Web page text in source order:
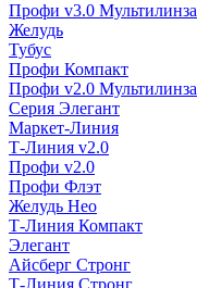
Профи v3.0 Мультилинза
Желудь
Тубус
Профи Компакт
Профи v2.0 Мультилинза
Серия Элегант
Маркет-Линия
Т-Линия v2.0
Профи v2.0
Профи Флэт
Желудь Нео
Т-Линия Компакт
Элегант
Айсберг Стронг
Т-Линия Стронг